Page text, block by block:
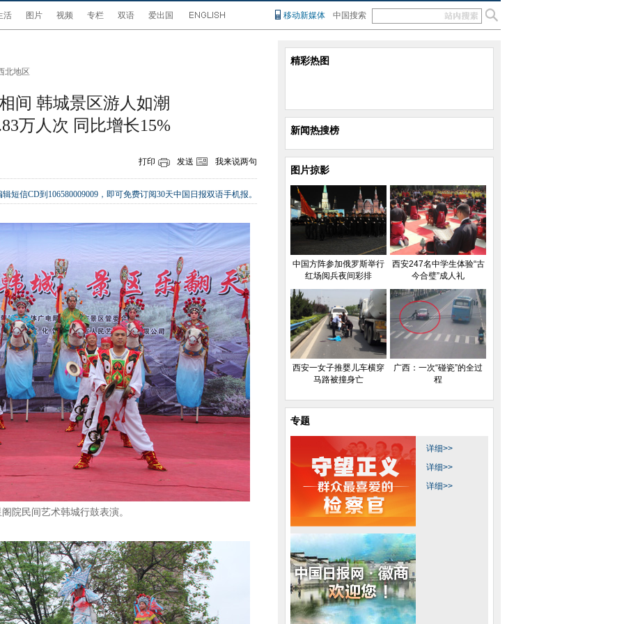
活 图片 视频 专栏 双语 爱出国 移动新媒体 中国搜索
北地区
间 韩城景区游人如潮
万人次 同比增长15%
打印 发送 我来说两句
短信CD到106580009009，即可免费订阅30天中国日报双语手机报。
院民间艺术韩城行鼓表演。
精彩热图
新闻热搜榜
图片掠影
中国方阵参加俄罗斯举行
红场阅兵夜间彩排
西安247名中学生体验“古
今合璧”成人礼
西安一女子推婴儿车横穿
马路被撞身亡
广西：一次“碰瓷”的全过
程
专题
详细>>
详细>>
详细>>